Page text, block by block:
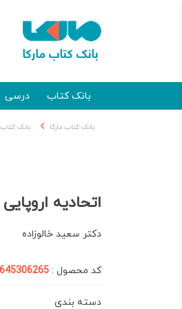
بانک کتاب درسی
بانک کتاب مارکا بانک
اتحادیه
دكتر سعيد خالوزاده
کد محصول :
دسته بندی